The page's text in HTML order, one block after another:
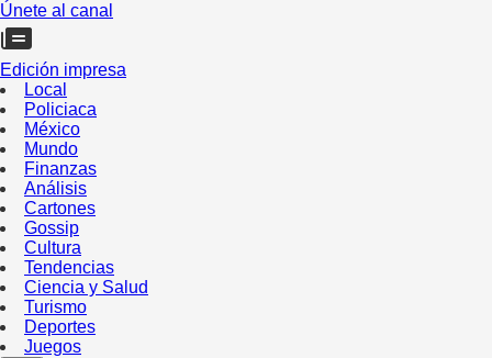
Únete al canal
Edición impresa
Local
Policiaca
México
Mundo
Finanzas
Análisis
Cartones
Gossip
Cultura
Tendencias
Ciencia y Salud
Turismo
Deportes
Juegos